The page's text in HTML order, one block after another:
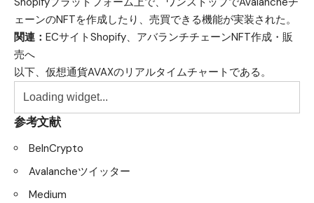
ェーンのNFTを作成したり、売買できる機能が実装された。
関連： ECサイトShopify、アバランチチェーンNFT作成・販
売へ
以下、仮想通貨AVAXのリアルタイムチャートである。
参考文献
BeInCrypto
Avalancheツイッター
Medium